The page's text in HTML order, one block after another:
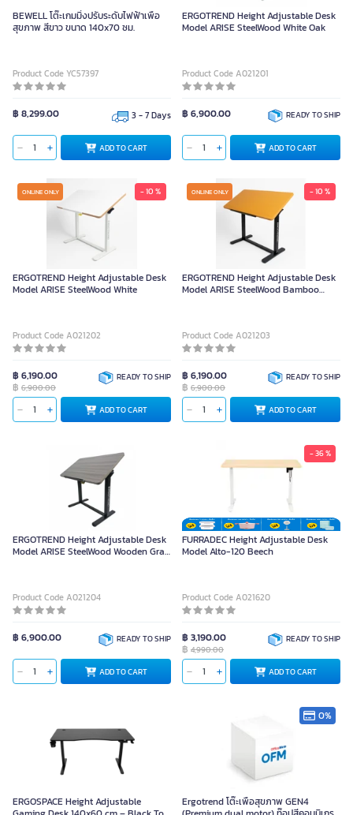
BEWELL โต๊ะเกมมิ่งปรับระดับไฟฟ้าเพื่อ
สุขภาพ สีขาว ขนาด 140x70 ซม.
Product Code YC57397
฿ 8,299.00 3 - 7 Days
ADD TO CART
ERGOTREND Height Adjustable Desk
Model ARISE SteelWood White Oak
Product Code A021201
฿ 6,900.00 READY TO SHIP
ADD TO CART
ONLINE ONLY - 10 %
ERGOTREND Height Adjustable Desk
Model ARISE SteelWood White
Product Code A021202
฿ 6,190.00
฿ 6,900.00
READY TO SHIP
ADD TO CART
ONLINE ONLY - 10 %
ERGOTREND Height Adjustable Desk
Model ARISE SteelWood Bamboo
Product Code A021203
฿ 6,190.00
฿ 6,900.00
READY TO SHIP
ADD TO CART
ERGOTREND Height Adjustable Desk
Model ARISE SteelWood Wooden Gray
Product Code A021204
฿ 6,900.00 READY TO SHIP
ADD TO CART
- 36 %
FURRADEC Height Adjustable Desk
Model Alto-120 Beech
Product Code A021620
฿ 3,190.00
฿ 4,990.00
READY TO SHIP
ADD TO CART
ERGOSPACE Height Adjustable
ERGOSPACE Height Adjustable
Top, Black Legs
0%
Ergotrend โต๊ะเพื่อสุขภาพ GEN4